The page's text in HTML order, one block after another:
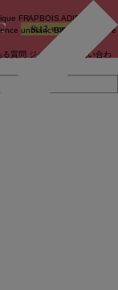
FRAPBOIS ADIEU
unbilanc BIGI online store
る質問 ジャーナル
お問い合わ